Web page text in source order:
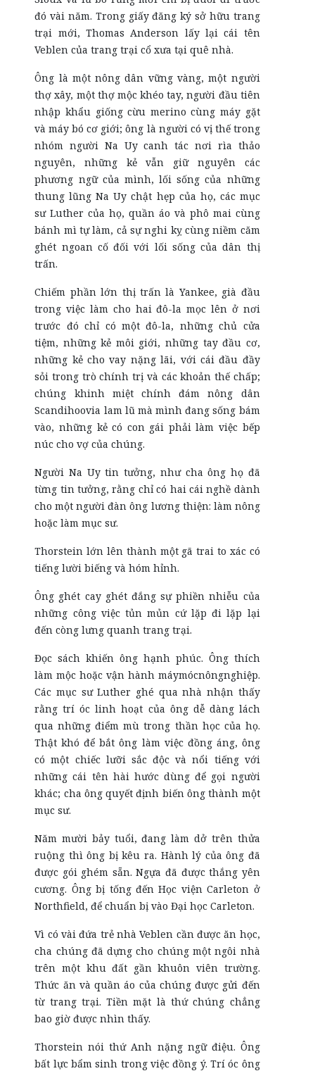
đó vài năm. Trong giấy đăng ký sở hữu trang
trại mới, Thomas Anderson lấy lại cái tên
Veblen của trang trại cổ xưa tại quê nhà.
Ông là một nông dân vững vàng, một người
thợ xây, một thợ mộc khéo tay, người đầu tiên
nhập khẩu giống cừu merino cùng máy gặt
và máy bó cơ giới; ông là người có vị thế trong
nhóm người Na Uy canh tác nơi rìa thảo
nguyên, những kẻ vẫn giữ nguyên các
phương ngữ của mình, lối sống của những
thung lũng Na Uy chật hẹp của họ, các mục
sư Luther của họ, quần áo và phô mai cùng
bánh mì tự làm, cả sự nghi kỵ cùng niềm căm
ghét ngoan cố đối với lối sống của dân thị
trấn.
Chiếm phần lớn thị trấn là Yankee, già đầu
trong việc làm cho hai đô-la mọc lên ở nơi
trước đó chỉ có một đô-la, những chủ cửa
tiệm, những kẻ môi giới, những tay đầu cơ,
những kẻ cho vay nặng lãi, với cái đầu đầy
sỏi trong trò chính trị và các khoản thế chấp;
chúng khinh miệt chính đám nông dân
Scandihoovia lam lũ mà mình đang sống bám
vào, những kẻ có con gái phải làm việc bếp
núc cho vợ của chúng.
Người Na Uy tin tưởng, như cha ông họ đã
từng tin tưởng, rằng chỉ có hai cái nghề dành
cho một người đàn ông lương thiện: làm nông
hoặc làm mục sư.
Thorstein lớn lên thành một gã trai to xác có
tiếng lười biếng và hóm hỉnh.
Ông ghét cay ghét đắng sự phiền nhiễu của
những công việc tủn mủn cứ lặp đi lặp lại
đến còng lưng quanh trang trại.
Đọc sách khiến ông hạnh phúc. Ông thích
làm mộc hoặc vận hành máymócnôngnghiệp.
Các mục sư Luther ghé qua nhà nhận thấy
rằng trí óc linh hoạt của ông dễ dàng lách
qua những điểm mù trong thần học của họ.
Thật khó để bắt ông làm việc đồng áng, ông
có một chiếc lưỡi sắc độc và nổi tiếng với
những cái tên hài hước dùng để gọi người
khác; cha ông quyết định biến ông thành một
mục sư.
Năm mười bảy tuổi, đang làm dở trên thửa
ruộng thì ông bị kêu ra. Hành lý của ông đã
được gói ghém sẵn. Ngựa đã được thắng yên
cương. Ông bị tống đến Học viện Carleton ở
Northfield, để chuẩn bị vào Đại học Carleton.
Vì có vài đứa trẻ nhà Veblen cần được ăn học,
cha chúng đã dựng cho chúng một ngôi nhà
trên một khu đất gần khuôn viên trường.
Thức ăn và quần áo của chúng được gửi đến
từ trang trại. Tiền mặt là thứ chúng chẳng
bao giờ được nhìn thấy.
Thorstein nói thứ Anh nặng ngữ điệu. Ông
bất lực bẩm sinh trong việc đồng ý. Trí óc ông